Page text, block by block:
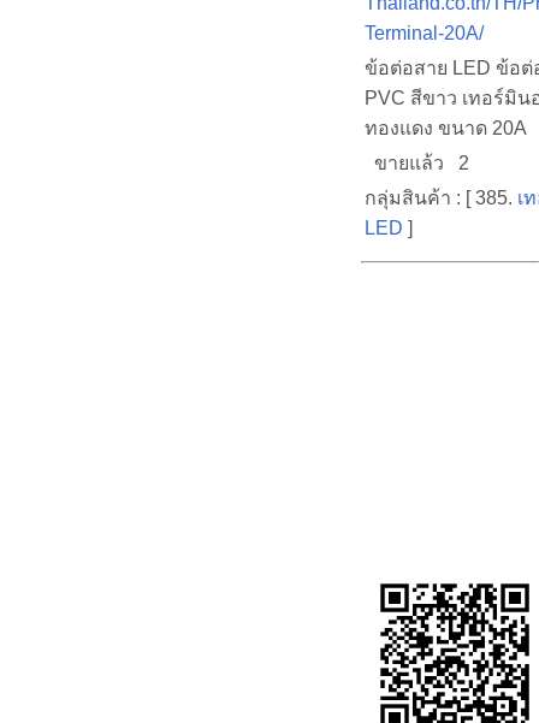
Terminal-20A/
ข้อต่อสาย LED ข้อต่
PVC สีขาว เทอร์มิ
ทองแดง ขนาด 20A
ขายแล้ว 2
กลุ่มสินค้า : [ 385. เ
LED ]